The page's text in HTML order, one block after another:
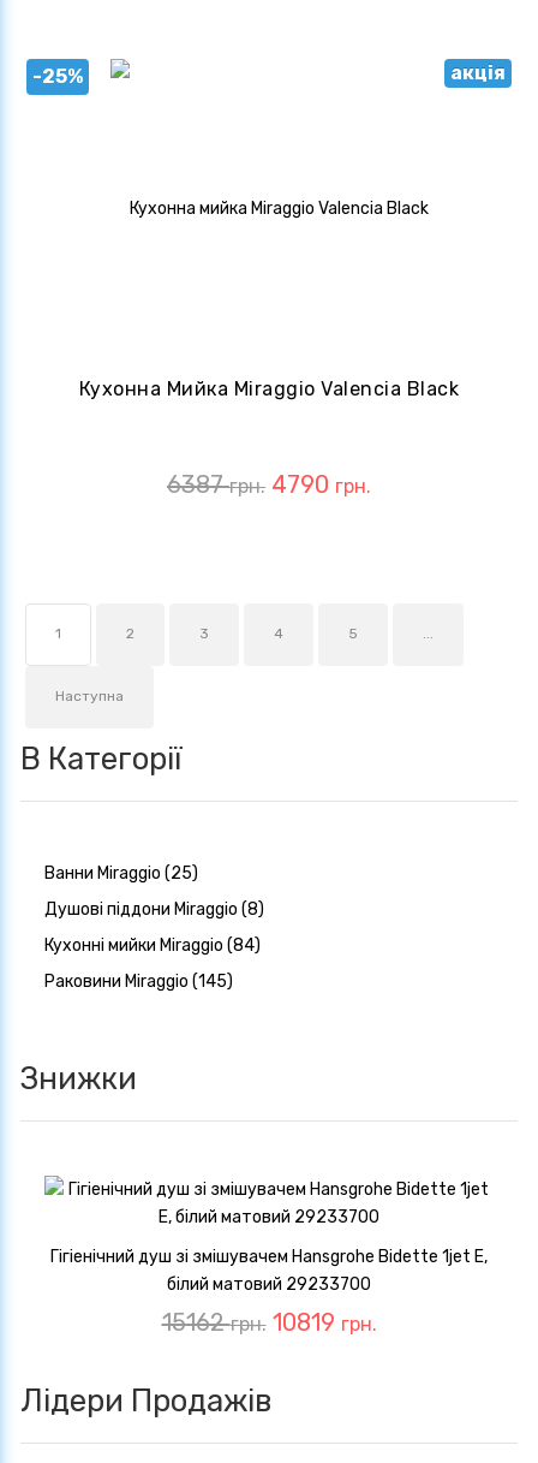
-25% акція
Кухонна Мийка Miraggio Valencia Black
6387грн. 4790 грн.
1 2 3 4 5
Наступна
В Категорії
Ванни Miraggio (25)
Душові піддони Miraggio (8)
Кухонні мийки Miraggio (84)
Раковини Miraggio (145)
Знижки
Гігіенічний душ зі змішувачем Hansgrohe Bidette 1jet E,
білий матовий 29233700
15162грн. 10819 грн.
Лідери Продажів